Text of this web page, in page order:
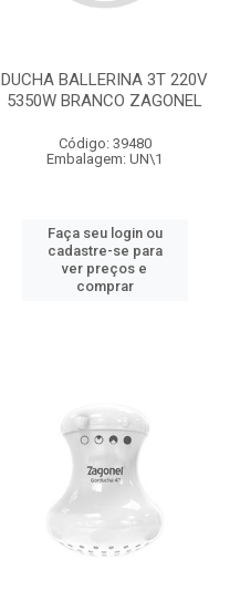
DUCHA BALLERINA 3T 220V
5350W BRANCO ZAGONEL
Código: 39480
Embalagem: UN\1
Faça seu login ou
cadastre-se para
ver preços e
comprar